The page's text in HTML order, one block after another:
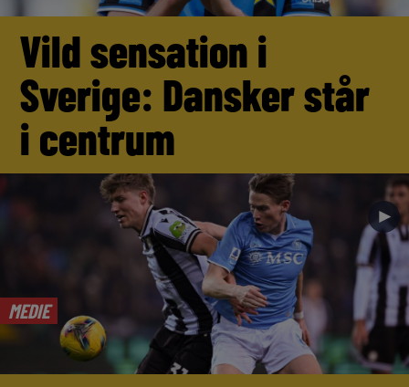
Vild sensation i
Sverige: Dansker står
i centrum
MEDIE
►